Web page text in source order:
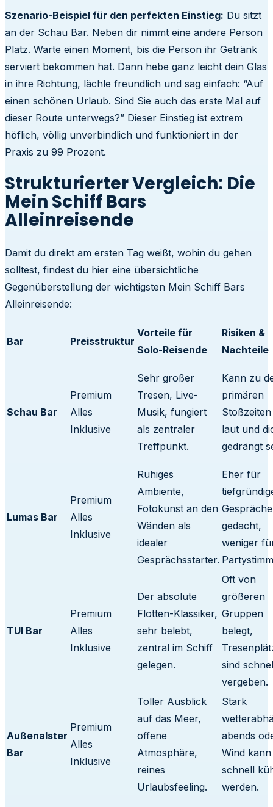
Szenario-Beispiel für den perfekten Einstieg: Du sitzt
an der Schau Bar. Neben dir nimmt eine andere Person
Platz. Warte einen Moment, bis die Person ihr Getränk
serviert bekommen hat. Dann hebe ganz leicht dein Glas
in ihre Richtung, lächle freundlich und sag einfach: “Auf
einen schönen Urlaub. Sind Sie auch das erste Mal auf
dieser Route unterwegs?” Dieser Einstieg ist extrem
höflich, völlig unverbindlich und funktioniert in der
Praxis zu 99 Prozent.
Strukturierter Vergleich: Die
Mein Schiff Bars
Alleinreisende
Damit du direkt am ersten Tag weißt, wohin du gehen
solltest, findest du hier eine übersichtliche
Gegenüberstellung der wichtigsten Mein Schiff Bars
Alleinreisende:
Bar Preisstruktur
Vorteile für
Solo-Reisende
Risiken &
Nachteile
Schau Bar
Premium
Alles
Inklusive
Sehr großer
Tresen, Live-
Musik, fungiert
als zentraler
Treffpunkt.
Kann zu
primären
laut und
gedrängt
Lumas Bar
Premium
Alles
Inklusive
Ruhiges
Ambiente,
Fotokunst an den
Wänden als
idealer
Gesprächsstarter.
Eher für
Gespräche
gedacht,
weniger
TUI Bar
Premium
Alles
Inklusive
Der absolute
Flotten-Klassiker,
sehr belebt,
zentral im Schiff
gelegen.
Oft von
größeren
Gruppen
belegt,
sind
vergeben.
Außenalster
Bar
Premium
Alles
Inklusive
Toller Ausblick
auf das Meer,
offene
Atmosphäre,
reines
Urlaubsfeeling.
Stark
abends
Wind kann
schnell
werden.